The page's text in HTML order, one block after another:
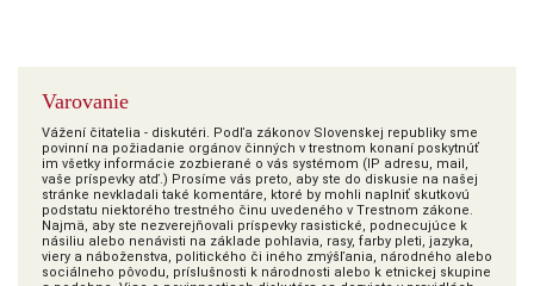
Varovanie
Vážení čitatelia - diskutéri. Podľa zákonov Slovenskej republiky sme
povinní na požiadanie orgánov činných v trestnom konaní poskytnúť
im všetky informácie zozbierané o vás systémom (IP adresu, mail,
vaše príspevky atď.) Prosíme vás preto, aby ste do diskusie na našej
stránke nevkladali také komentáre, ktoré by mohli naplniť skutkovú
podstatu niektorého trestného činu uvedeného v Trestnom zákone.
Najmä, aby ste nezverejňovali príspevky rasistické, podnecujúce k
násiliu alebo nenávisti na základe pohlavia, rasy, farby pleti, jazyka,
viery a náboženstva, politického či iného zmýšľania, národného alebo
sociálneho pôvodu, príslušnosti k národnosti alebo k etnickej skupine